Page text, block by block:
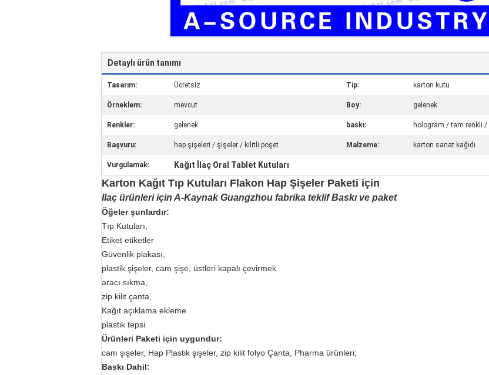
Detaylı ürün tanımı
Tasarım: Ücretsiz Tip: karton kutu
Örneklem: mevcut Boy: gelenek
Renkler: gelenek baskı: hologram / tam renkli /
Başvuru: hap şişeleri / şişeler / kilitli poşet Malzeme: karton sanat kağıdı
Vurgulamak: Kağıt İlaç Oral Tablet Kutuları
Karton Kağıt Tıp Kutuları Flakon Hap Şişeler Paketi için
Ilaç ürünleri için A-Kaynak Guangzhou fabrika teklif Baskı ve paket
Öğeler şunlardır:
Tıp Kutuları,
Etiket etiketler
Güvenlik plakası,
plastik şişeler, cam şişe, üstleri kapalı çevirmek
aracı sıkma,
zip kilit çanta,
Kağıt açıklama ekleme
plastik tepsi
Ürünleri Paketi için uygundur:
cam şişeler, Hap Plastik şişeler, zip kilit folyo Çanta, Pharma ürünleri;
Baskı Dahil: